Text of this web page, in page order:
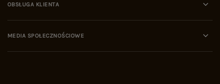
OBSŁUGA KLIENTA
MEDIA SPOŁECZNOŚCIOWE